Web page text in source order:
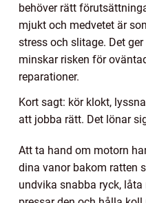
behöver rätt
mjukt och medvetet är
stress och slitage. Det
minskar risken för
reparationer.
Kort sagt: kör klokt,
att jobba rätt. Det lönar
Att ta hand om motorn
dina vanor bakom ratten
undvika snabba ryck,